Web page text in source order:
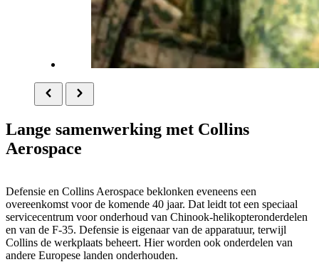
Lange samenwerking met Collins
Aerospace
Defensie en Collins Aerospace beklonken eveneens een
overeenkomst voor de komende 40 jaar. Dat leidt tot een speciaal
servicecentrum voor onderhoud van Chinook-helikopteronderdelen
en van de F-35. Defensie is eigenaar van de apparatuur, terwijl
Collins de werkplaats beheert. Hier worden ook onderdelen van
andere Europese landen onderhouden.